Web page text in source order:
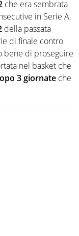
che era sembrata
in Serie A.
della passata
di finale contro
bene di proseguire
nel basket che
3 giornate che